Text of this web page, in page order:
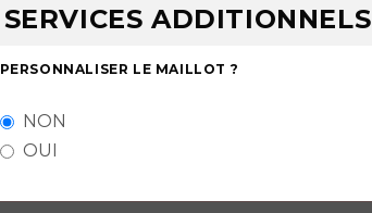
SERVICES ADDITIONNELS
PERSONNALISER LE MAILLOT ?
NON
OUI